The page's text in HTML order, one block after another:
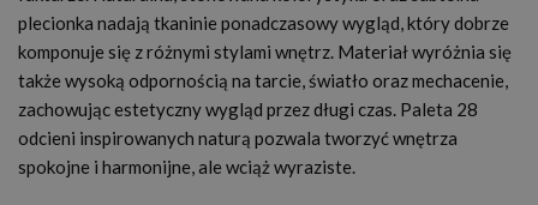
plecionka nadają tkaninie ponadczasowy wygląd, który dobrze
komponuje się z różnymi stylami wnętrz. Materiał wyróżnia się
także wysoką odpornością na tarcie, światło oraz mechacenie,
zachowując estetyczny wygląd przez długi czas. Paleta 28
odcieni inspirowanych naturą pozwala tworzyć wnętrza
spokojne i harmonijne, ale wciąż wyraziste.